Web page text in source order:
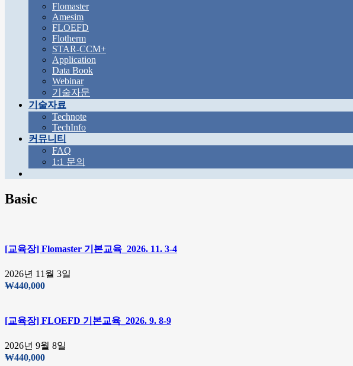
Flomaster
Amesim
FLOEFD
Flotherm
STAR-CCM+
Application
Data Book
Webinar
기술자문
기술자료
Technote
TechInfo
커뮤니티
FAQ
1:1 문의
Basic
[교육장] Flomaster 기본교육_2026. 11. 3-4
2026년 11월 3일
₩440,000
[교육장] FLOEFD 기본교육_2026. 9. 8-9
2026년 9월 8일
₩440,000